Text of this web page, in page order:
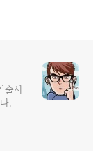
술사
.